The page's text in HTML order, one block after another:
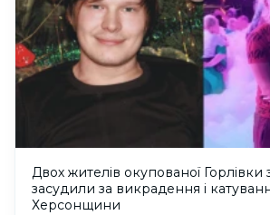
Двох жителів окупованої Горлівки
засудили за викрадення і
Херсонщини